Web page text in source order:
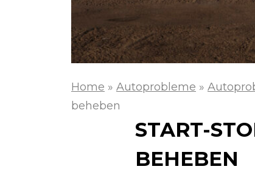
Home » Autoprobleme »
beheben
START-
BEHEBEN